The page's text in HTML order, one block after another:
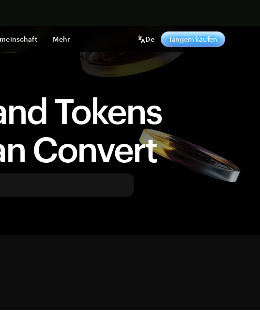
Mehr De Tangem kaufen
Tokens
Convert